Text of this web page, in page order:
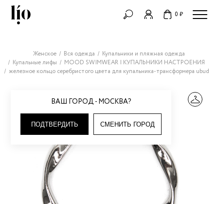
0 ₽
ВАШ ГОРОД - МОСКВА?
ПОДТВЕРДИТЬ СМЕНИТЬ ГОРОД
Женское Вся одежда
Купальники и пляжная одежда
Купальные лифы
MOOD SWIMWEAR | КУПАЛЬНИКИ НАСТРОЕНИЯ
железное кольцо серебристого цвета для купальника-трансформера ubud